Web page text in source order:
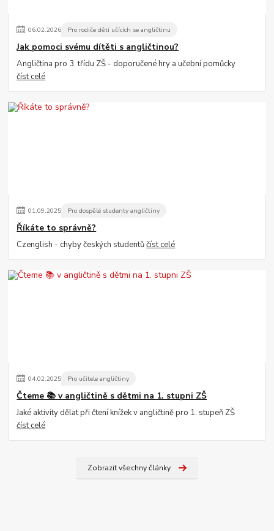
06.02.2026 Pro rodiče dětí učících se angličtinu
Jak pomoci svému dítěti s angličtinou?
Angličtina pro 3. třídu ZŠ - doporučené hry a učební pomůcky
číst celé
01.09.2025 Pro dospělé studenty angličtiny
Říkáte to správně?
Czenglish - chyby českých studentůčíst celé
04.02.2025 Pro učitele angličtiny
Čteme 📚 v angličtině s dětmi na 1. stupni ZŠ
Jaké aktivity dělat při čtení knížek v angličtině pro 1. stupeň ZŠ
číst celé
Zobrazit všechny články